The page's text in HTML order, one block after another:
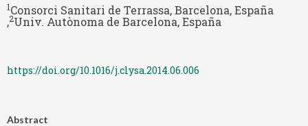
1Consorci Sanitari de Terrassa, Barcelona, España
,2Univ. Autònoma de Barcelona, España
https://doi.org/10.1016/j.clysa.2014.06.006
Abstract